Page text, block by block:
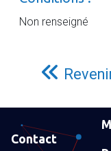
Non renseigné
Contact